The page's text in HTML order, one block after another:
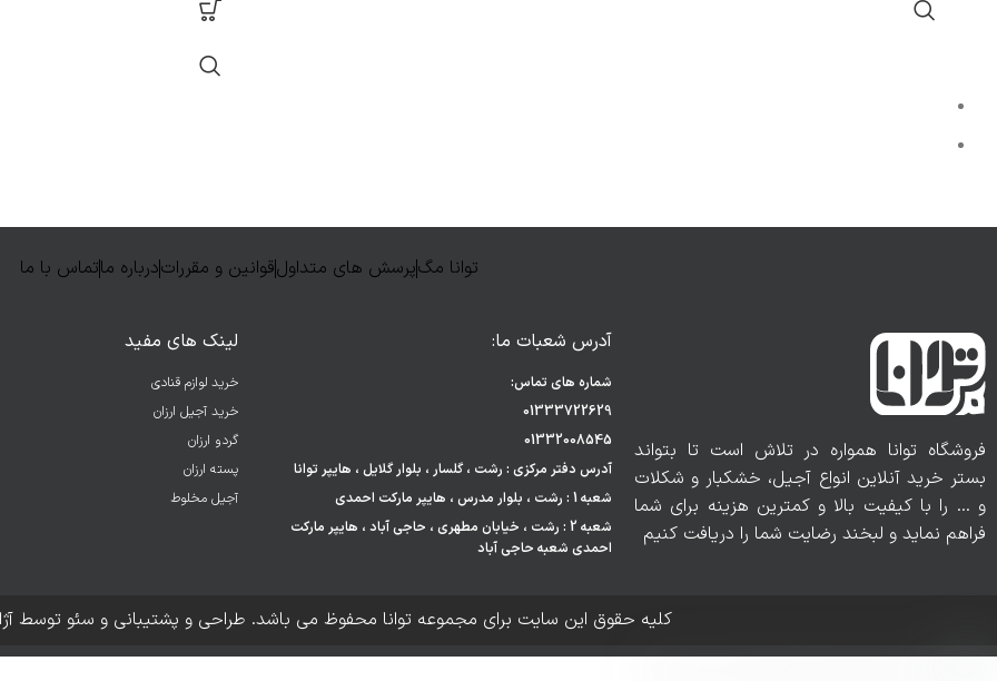
توانا مگپرسش های متداولقوانین و مقرراتدرباره ماتماس با ما
فروشگاه توانا همواره در تلاش است تا بتواند
بستر خرید آنلاین انواع آجیل، خشکبار و شکلات
و … را با کیفیت بالا و کمترین هزینه برای شما
فراهم نماید و لبخند رضایت شما را دریافت کنیم
آدرس شعبات ما:
شماره های تماس:
01333722629
01332008545
آدرس دفتر مرکزی : رشت ، گلسار ، بلوار گلایل ، هایپر توانا
شعبه 1 : رشت ، بلوار مدرس ، هایپر مارکت احمدی
شعبه 2 : رشت ، خیابان مطهری ، حاجی آباد ، هایپر مارکت
احمدی شعبه حاجی آباد
لینک های مفید
خرید لوازم قنادی
خرید آجیل ارزان
گردو ارزان
پسته ارزان
آجیل مخلوط
کلیه حقوق این سایت برای مجموعه توانا محفوظ می باشد. طراحی و پشتیبانی و سئو توسط